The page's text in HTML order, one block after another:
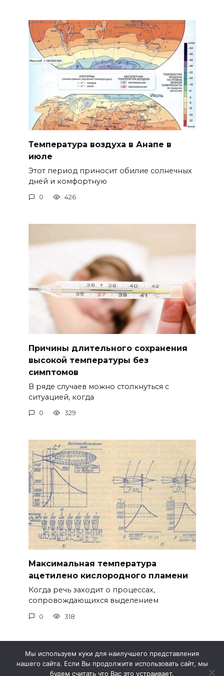
Температура воздуха в Анапе в
июле
Этот период приносит обилие солнечных
дней и комфортную
0 426
Причины длительного сохранения
высокой температуры без
симптомов
В ряде случаев можно столкнуться с
ситуацией, когда
0 329
Максимальная температура
ацетилено кислородного пламени
Когда речь заходит о процессах,
сопровождающихся выделением
0 318
© 2026 Метео 4
Мы используем куки для наилучшего представления
нашего сайта. Если Вы продолжите использовать сайт, мы
будем считать что Вас это устраивает.